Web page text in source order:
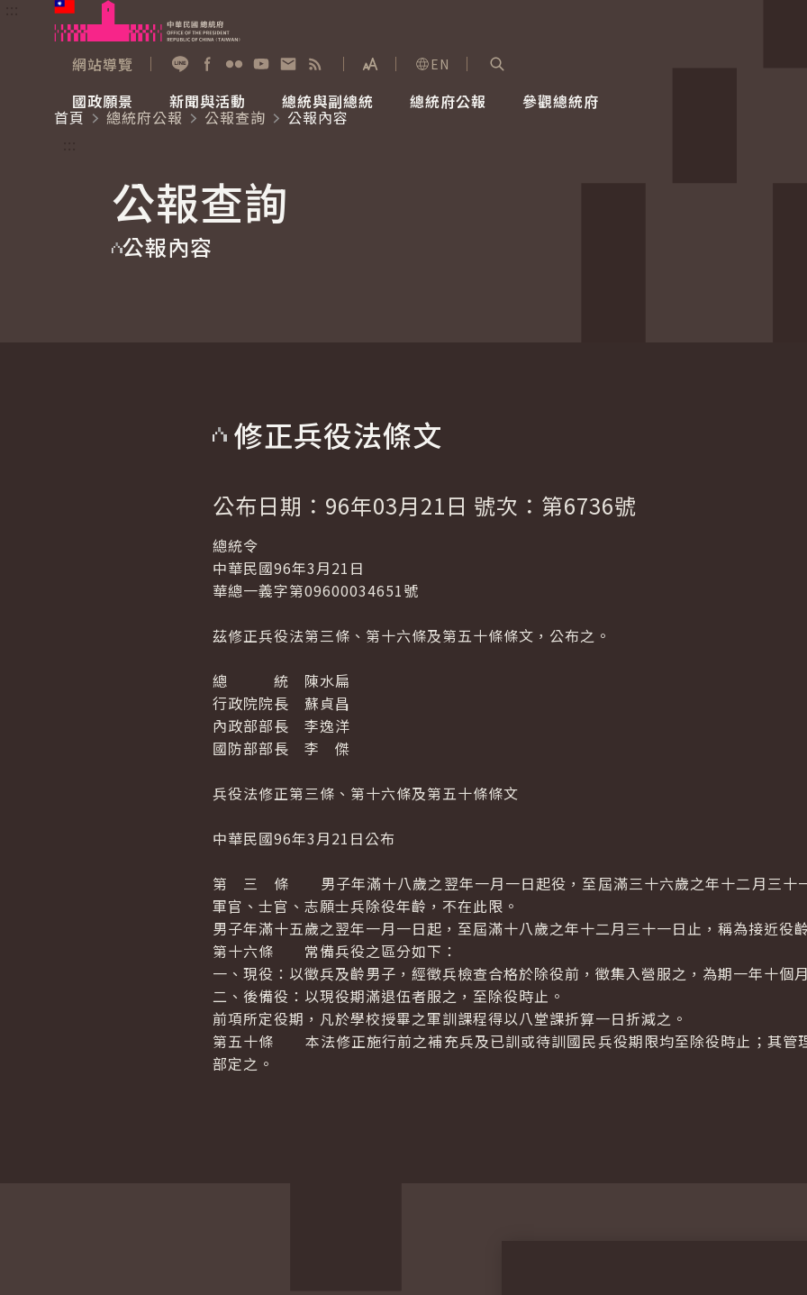
跳到主要內容
網站導覽
展開字級選單
EN
國政願景
國家氣候變遷對策委員會
重要談話
新聞與活動
總統府新聞
影音頻道
總統與副總統
賴清德總統
總統府公報 參觀總統府
首頁
總統府公報 公報查詢
公報內容
公報查詢
公報內容
修正兵役法條文
公布日期：96年03月21日 號次：第6736號
總統令
中華民國96年3月21日
華總一義字第09600034651號
茲修正兵役法第三條、第十六條及第五十條條文，公布之。
總 統 陳水扁
行政院院長 蘇貞昌
內政部部長 李逸洋
國防部部長 李 傑
兵役法修正第三條、第十六條及第五十條條文
中華民國96年3月21日公布
第 三 條 男子年滿十八歲之翌年一月一日起役，至屆滿三十六歲之年十二月三十
軍官、士官、志願士兵除役年齡，不在此限。
男子年滿十五歲之翌年一月一日起，至屆滿十八歲之年十二月三十一日止，稱為接近役
第十六條 常備兵役之區分如下：
一、現役：以徵兵及齡男子，經徵兵檢查合格於除役前，徵集入營服之，為期一年十個
二、後備役：以現役期滿退伍者服之，至除役時止。
前項所定役期，凡於學校授畢之軍訓課程得以八堂課折算一日折減之。
第五十條 本法修正施行前之補充兵及已訓或待訓國民兵役期限均至除役時止；其管
部定之。